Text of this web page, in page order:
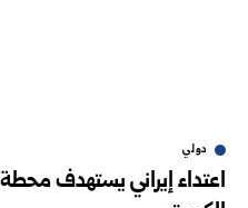
دولي
اعتداء إيراني يستهدف محطة